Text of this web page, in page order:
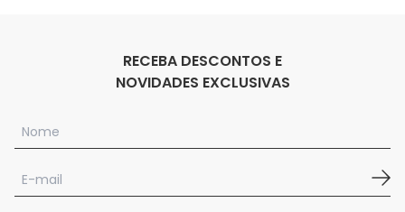
RECEBA DESCONTOS E
NOVIDADES EXCLUSIVAS